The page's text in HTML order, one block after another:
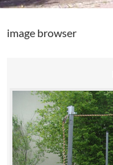
image browser